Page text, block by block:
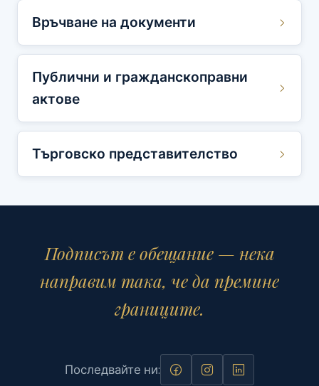
Връчване на документи
Публични и гражданскоправни
актове
Търговско представителство
Подписът е обещание — нека
направим така, че да премине
границите.
Последвайте ни: